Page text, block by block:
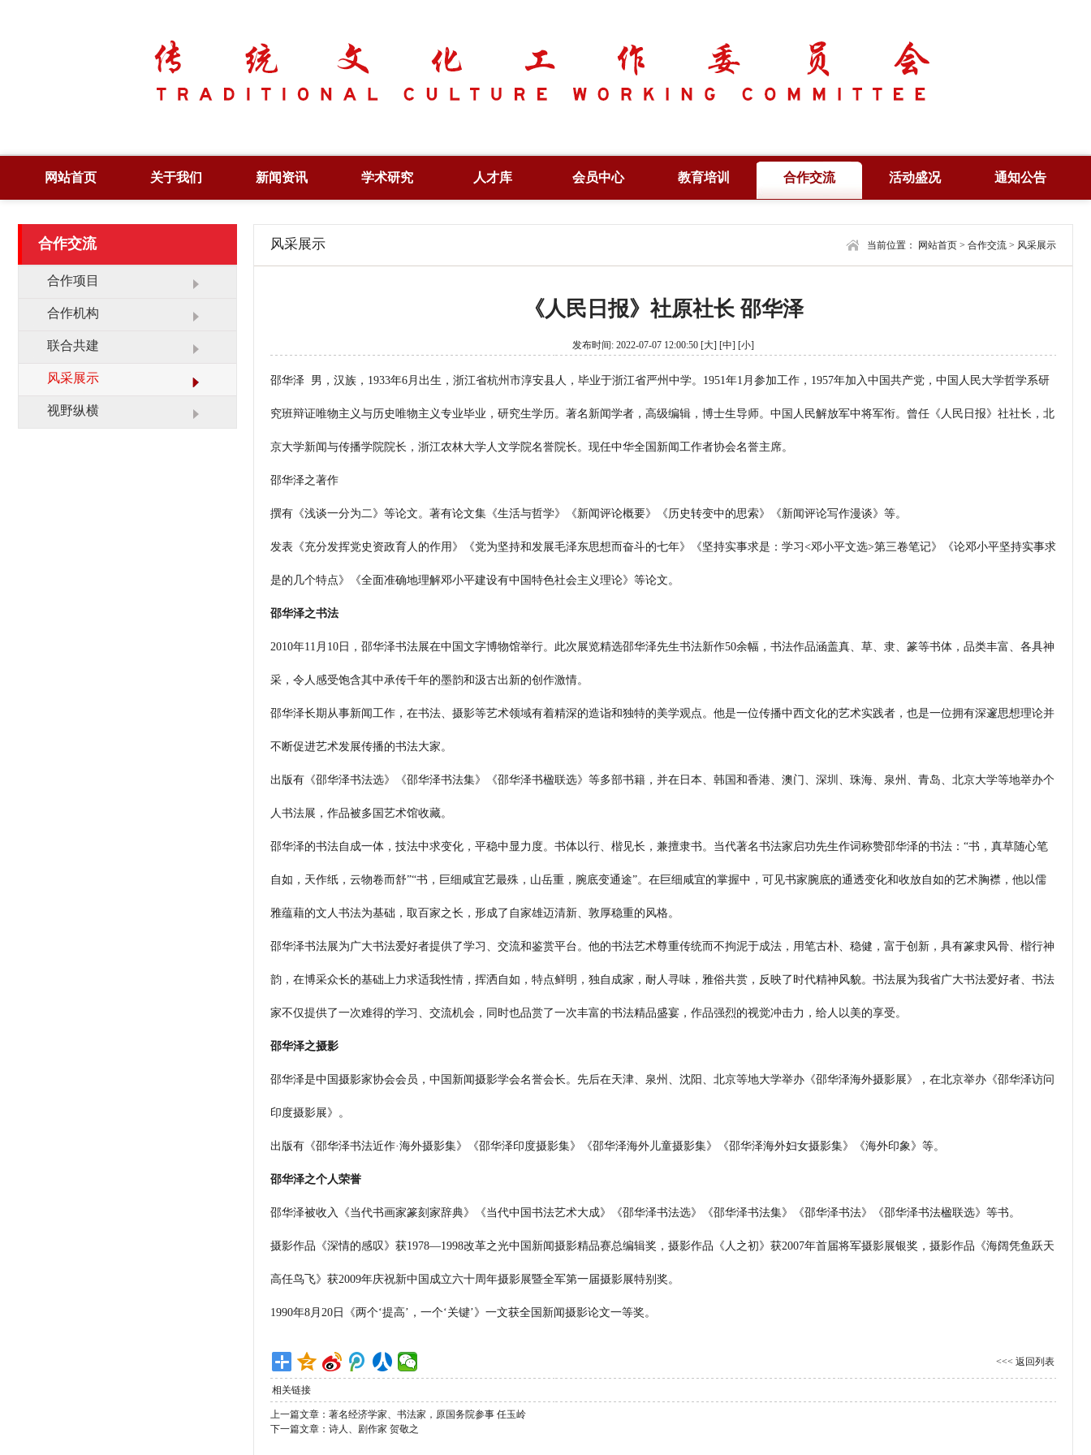
网站首页 关于我们
领 导
管 理
新闻资讯
党政要闻
栏目展播
学术研究
作品展示
人才库 会员中心
特约研究员
理事单位
会员单位
教育培训
信息验证
合作交流
风采展示
活动盛况
学术年会
通知公告
合作信息
合作交流
合作项目
合作机构
联合共建
风采展示
视野纵横
风采展示 当前位置： 网站首页 > 合作交流 > 风采展示
《人民日报》社原社长 邵华泽
发布时间: 2022-07-07 12:00:50 [大] [中] [小]
邵华泽 男，汉族，1933年6月出生，浙江省杭州市淳安县人，毕业于浙江省严州中学。1951年1月参加工作，1957年加入中国共产党，中国人民大学哲学系研
究班辩证唯物主义与历史唯物主义专业毕业，研究生学历。著名新闻学者，高级编辑，博士生导师。中国人民解放军中将军衔。曾任《人民日报》社社长，北
京大学新闻与传播学院院长，浙江农林大学人文学院名誉院长。现任中华全国新闻工作者协会名誉主席。
邵华泽之著作
撰有《浅谈一分为二》等论文。著有论文集《生活与哲学》《新闻评论概要》《历史转变中的思索》《新闻评论写作漫谈》等。
发表《充分发挥党史资政育人的作用》《党为坚持和发展毛泽东思想而奋斗的七年》《坚持实事求是：学习<邓小平文选>第三卷笔记》《论邓小平坚持实事求
是的几个特点》《全面准确地理解邓小平建设有中国特色社会主义理论》等论文。
邵华泽之书法
2010年11月10日，邵华泽书法展在中国文字博物馆举行。此次展览精选邵华泽先生书法新作50余幅，书法作品涵盖真、草、隶、篆等书体，品类丰富、各具神
采，令人感受饱含其中承传千年的墨韵和汲古出新的创作激情。
邵华泽长期从事新闻工作，在书法、摄影等艺术领域有着精深的造诣和独特的美学观点。他是一位传播中西文化的艺术实践者，也是一位拥有深邃思想理论并
不断促进艺术发展传播的书法大家。
出版有《邵华泽书法选》《邵华泽书法集》《邵华泽书楹联选》等多部书籍，并在日本、韩国和香港、澳门、深圳、珠海、泉州、青岛、北京大学等地举办个
人书法展，作品被多国艺术馆收藏。
邵华泽的书法自成一体，技法中求变化，平稳中显力度。书体以行、楷见长，兼擅隶书。当代著名书法家启功先生作词称赞邵华泽的书法：“书，真草随心笔
自如，天作纸，云物卷而舒”“书，巨细咸宜艺最殊，山岳重，腕底变通途”。在巨细咸宜的掌握中，可见书家腕底的通透变化和收放自如的艺术胸襟，他以儒
雅蕴藉的文人书法为基础，取百家之长，形成了自家雄迈清新、敦厚稳重的风格。
邵华泽书法展为广大书法爱好者提供了学习、交流和鉴赏平台。他的书法艺术尊重传统而不拘泥于成法，用笔古朴、稳健，富于创新，具有篆隶风骨、楷行神
韵，在博采众长的基础上力求适我性情，挥洒自如，特点鲜明，独自成家，耐人寻味，雅俗共赏，反映了时代精神风貌。书法展为我省广大书法爱好者、书法
家不仅提供了一次难得的学习、交流机会，同时也品赏了一次丰富的书法精品盛宴，作品强烈的视觉冲击力，给人以美的享受。
邵华泽之摄影
邵华泽是中国摄影家协会会员，中国新闻摄影学会名誉会长。先后在天津、泉州、沈阳、北京等地大学举办《邵华泽海外摄影展》，在北京举办《邵华泽访问
印度摄影展》。
出版有《邵华泽书法近作·海外摄影集》《邵华泽印度摄影集》《邵华泽海外儿童摄影集》《邵华泽海外妇女摄影集》《海外印象》等。
邵华泽之个人荣誉
邵华泽被收入《当代书画家篆刻家辞典》《当代中国书法艺术大成》《邵华泽书法选》《邵华泽书法集》《邵华泽书法》《邵华泽书法楹联选》等书。
摄影作品《深情的感叹》获1978—1998改革之光中国新闻摄影精品赛总编辑奖，摄影作品《人之初》获2007年首届将军摄影展银奖，摄影作品《海阔凭鱼跃天
高任鸟飞》获2009年庆祝新中国成立六十周年摄影展暨全军第一届摄影展特别奖。
1990年8月20日《两个‘提高’，一个‘关键’》一文获全国新闻摄影论文一等奖。
<<< 返回列表
相关链接
上一篇文章： 著名经济学家、书法家，原国务院参事 任玉岭
下一篇文章： 诗人、剧作家 贺敬之